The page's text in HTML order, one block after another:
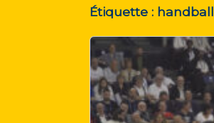
Étiquette : handball